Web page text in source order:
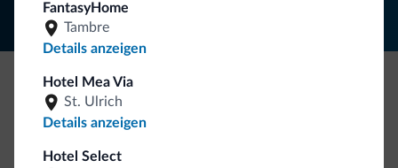
FantasyHome
Tambre
Details anzeigen
Hotel Mea Via
St. Ulrich
Details anzeigen
Hotel Select
Seien Sie originell, entdecken Sie die neue
Kollektion
So viele von Ihnen haben uns gefragt. Die neue Kollektion